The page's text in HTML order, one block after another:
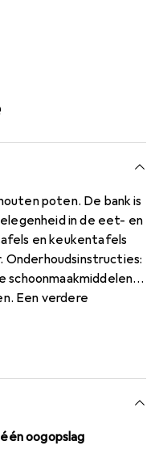
poten. De bank is
in de eet- en
en keukentafels
Onderhoudsinstructies:
schoonmaakmiddelen
Een verdere
oogopslag